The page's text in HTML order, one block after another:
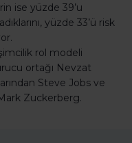
ise yüzde 39’u
yüzde 33’ü risk
rol modeli
ortağı Nevzat
Steve Jobs ve
Zuckerberg.